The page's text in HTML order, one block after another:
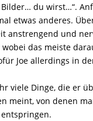
du wirst…“.
etwas anderes.
anstrengend und
wobei das meiste
Joe allerdings in
viele Dinge, die er
meint, von denen